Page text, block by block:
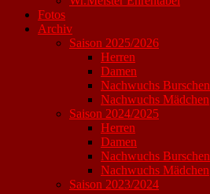
Fotos
Archiv
Saison 2025/2026
Herren
Damen
Nachwuchs Burschen
Nachwuchs Mädchen
Saison 2024/2025
Herren
Damen
Nachwuchs Burschen
Nachwuchs Mädchen
Saison 2023/2024